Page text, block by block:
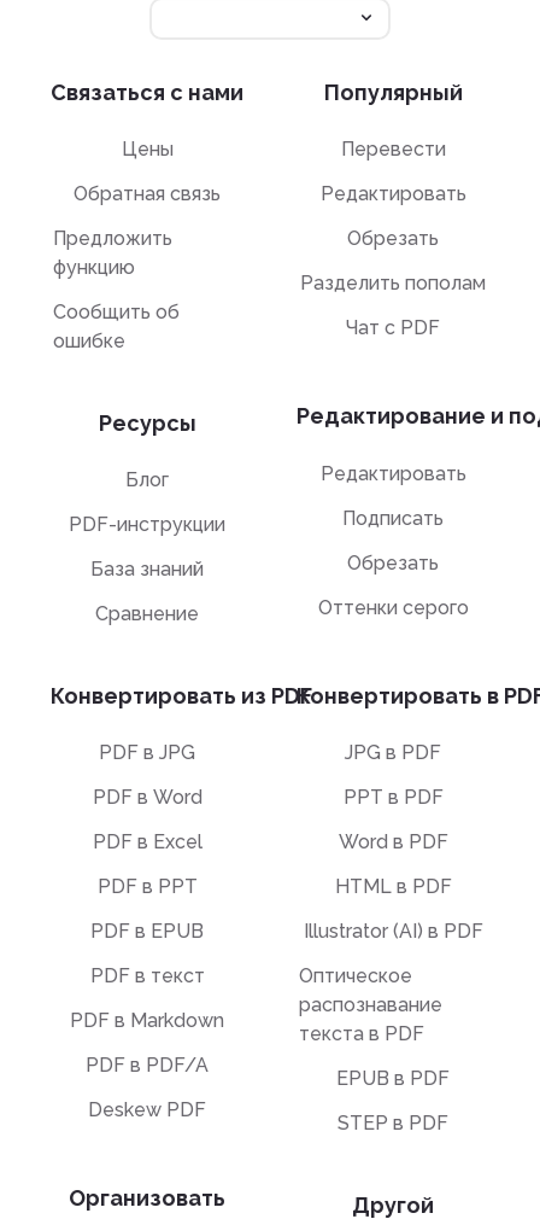
Связаться с нами
Цены
Обратная связь
Предложить
функцию
Сообщить об
ошибке
Ресурсы
Блог
PDF-инструкции
База знаний
Сравнение
Популярный
Перевести
Редактировать
Обрезать
Разделить пополам
Чат с PDF
Редактирование и
Редактировать
Подписать
Обрезать
Оттенки серого
Конвертировать из PDF
PDF в JPG
PDF в Word
PDF в Excel
PDF в PPT
PDF в EPUB
PDF в текст
PDF в Markdown
PDF в PDF/A
Deskew PDF
Организовать
Конвертировать в
JPG в PDF
PPT в PDF
Word в PDF
HTML в PDF
Illustrator (AI) в PDF
Оптическое
распознавание
текста в PDF
EPUB в PDF
STEP в PDF
Другой